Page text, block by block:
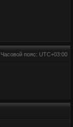
Часовой пояс: UTC+03:00